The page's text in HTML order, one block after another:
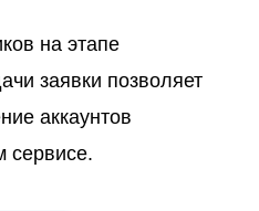
на этапе
заявки позволяет
аккаунтов
сервисе.